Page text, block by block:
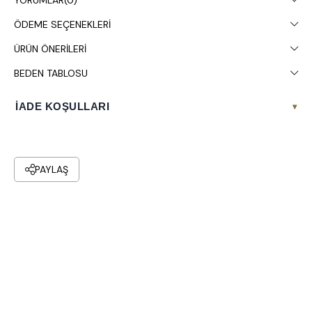
ÖDEME SEÇENEKLERI
ÜRÜN ÖNERILERI
BEDEN TABLOSU
İADE KOŞULLARI ▾
PAYLAŞ